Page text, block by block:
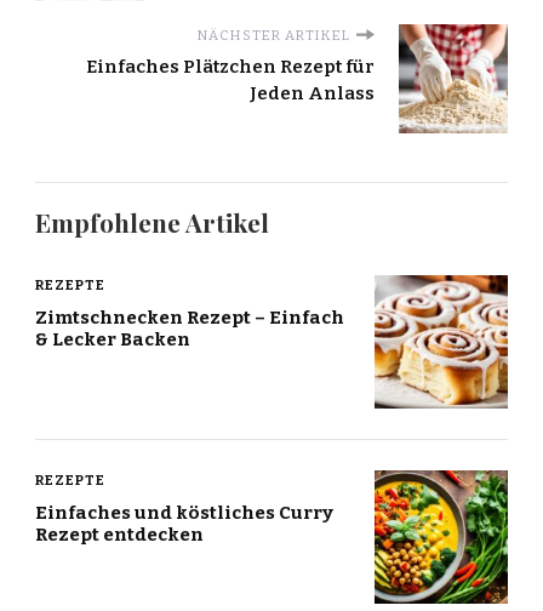
NÄCHSTER ARTIKEL
Einfaches Plätzchen Rezept für
Jeden Anlass
Empfohlene Artikel
REZEPTE
Zimtschnecken Rezept – Einfach
& Lecker Backen
REZEPTE
Einfaches und köstliches Curry
Rezept entdecken